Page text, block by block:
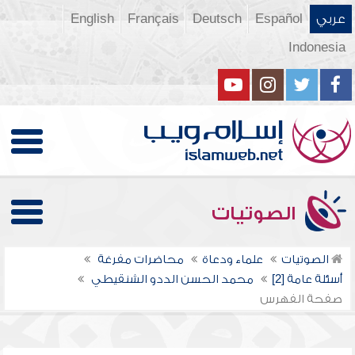
عربي Español
Deutsch
Français
English
Indonesia
الصوتيات
الصوتيات علماء ودعاة
محاضرات مفرغة
أسئلة عامة [2]
محمد الحسن الددو الشنقيطي
صفحة الفهرس